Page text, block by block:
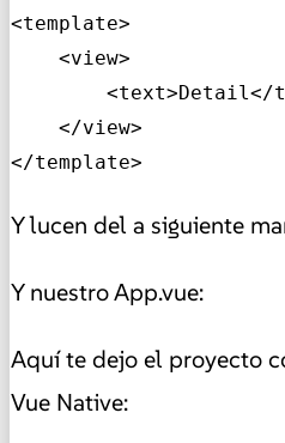
<template>
<view>
<text>Detail</
</view>
</template>
Y lucen del a siguiente
Y nuestro App.vue:
Aquí te dejo el proyecto
Vue Native: